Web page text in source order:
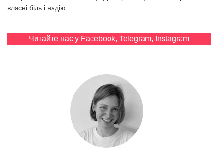
EN
RU
власні біль і надію.
Читайте нас у Facebook, Telegram, Instagram